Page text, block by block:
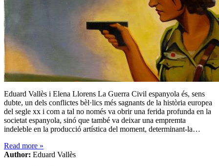
Eduard Vallès i Elena Llorens La Guerra Civil espanyola és, sens
dubte, un dels conflictes bèl·lics més sagnants de la història europea
del segle xx i com a tal no només va obrir una ferida profunda en la
societat espanyola, sinó que també va deixar una empremta
indeleble en la producció artística del moment, determinant-la…
Read more »
Author: Eduard Vallès